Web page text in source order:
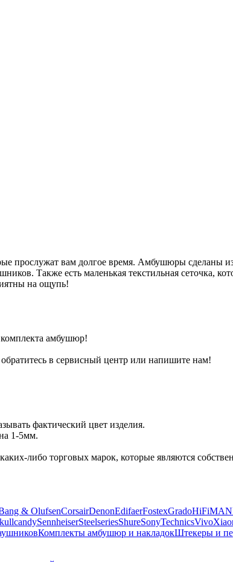
прослужат вам долгое время. Амбушюры сделаны
Также есть маленькая текстильная сеточка,
на ощупь!
амбушюр!
в сервисный центр или напишите нам!
фактический цвет изделия.
1-5мм.
либо торговых марок, которые являются
& OlufsenCorsairDenonEdifaerFostexGradoHiFiMAN
SennheiserSteelseriesShureSonyTechnicsVivo
Комплекты амбушюр и накладокШтекеры и